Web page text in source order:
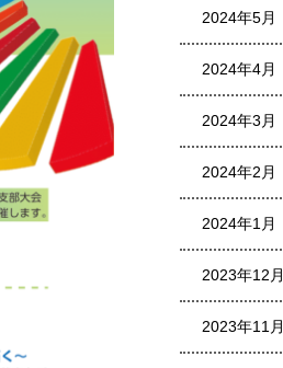
2024年5月
2024年4月
2024年3月
2024年2月
2024年1月
2023年12月
2023年11月